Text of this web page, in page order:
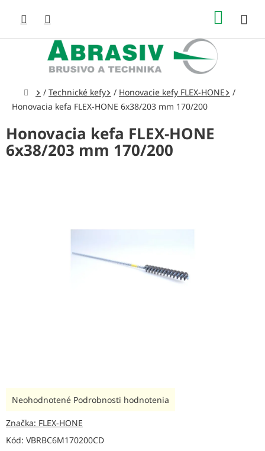
obsah
Domov
/ Technické kefy / Honovacie kefy FLEX-HONE
/
Honovacia kefa FLEX-HONE 6x38/203 mm 170/200
Honovacia kefa FLEX-HONE
6x38/203 mm 170/200
Kód: VBRBC6M170200CD
Priemerné
produktu
0,0
Neohodnotené Podrobnosti hodnotenia
Značka: FLEX-HONE